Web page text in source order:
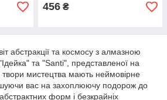
456 ₴
абстракції та космосу з алмазною
та "Santi", представленої на
твори мистецтва мають неймовірне
вас на захоплюючу подорож до
форм і безкрайніх